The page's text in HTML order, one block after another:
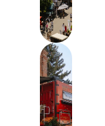
где поесть куда